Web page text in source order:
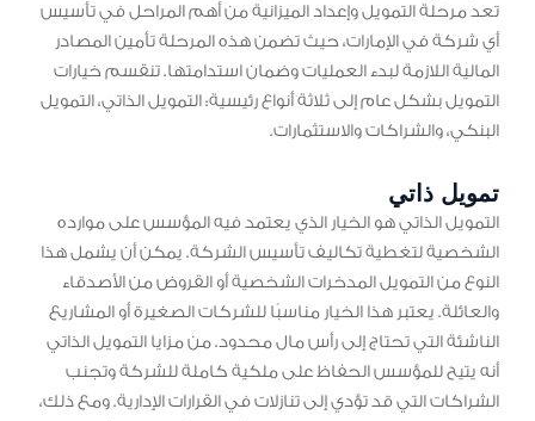
تعد مرحلة التمويل وإعداد الميزانية من أهم المراحل في تأسيس
أي شركة في الإمارات، حيث تضمن هذه المرحلة تأمين المصادر
المالية اللازمة لبدء العمليات وضمان استدامتها. تنقسم خيارات
التمويل بشكل عام إلى ثلاثة أنواع رئيسية: التمويل الذاتي، التمويل
البنكي، والشراكات والاستثمارات.
تمويل ذاتي
التمويل الذاتي هو الخيار الذي يعتمد فيه المؤسس على موارده
الشخصية لتغطية تكاليف تأسيس الشركة. يمكن أن يشمل هذا
النوع من التمويل المدخرات الشخصية أو القروض من الأصدقاء
والعائلة. يعتبر هذا الخيار مناسبًا للشركات الصغيرة أو المشاريع
الناشئة التي تحتاج إلى رأس مال محدود. من مزايا التمويل الذاتي
أنه يتيح للمؤسس الحفاظ على ملكية كاملة للشركة وتجنب
الشراكات التي قد تؤدي إلى تنازلات في القرارات الإدارية. ومع ذلك،